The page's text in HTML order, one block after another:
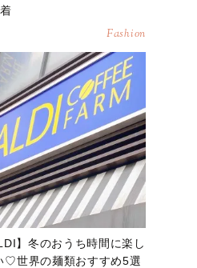
Fashion
】冬のおうち時間に楽し
♡世界の麺類おすすめ5選